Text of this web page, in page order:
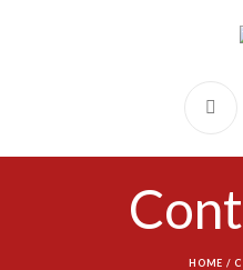
HOME /